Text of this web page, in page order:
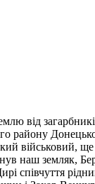
від
району
військовий,
наш